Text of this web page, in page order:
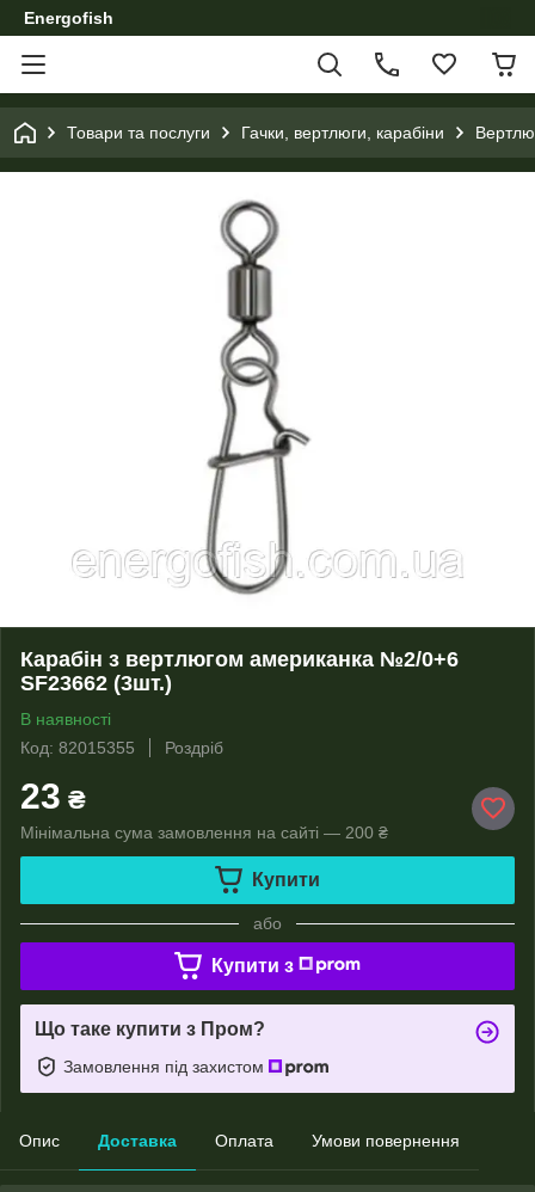
Energofish
Товари та послуги Гачки, вертлюги, карабіни
Карабін з вертлюгом американка №2/0+6
SF23662 (3шт.)
В наявності
Код: 82015355
Роздріб
23 ₴
Мінімальна сума замовлення на сайті — 200 ₴
Купити
або
Купити з
Що таке купити з Пром?
Замовлення під захистом
Опис Доставка Оплата Умови повернення